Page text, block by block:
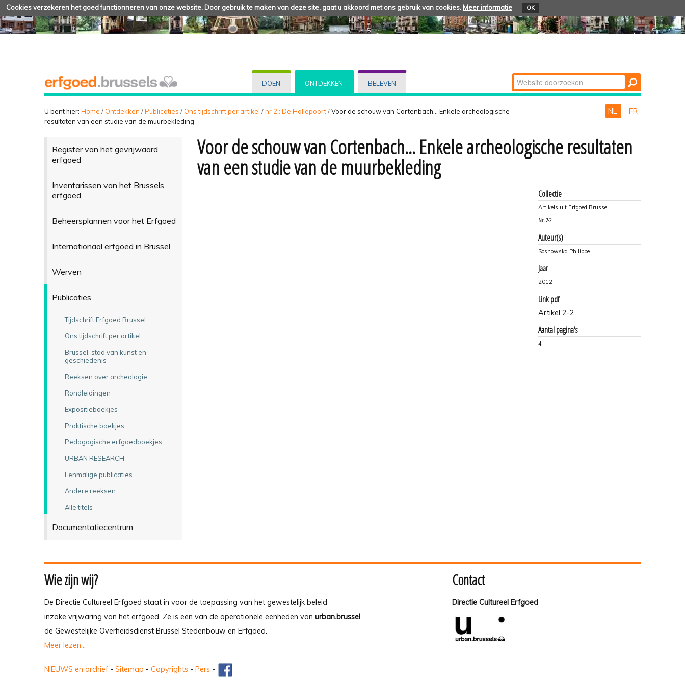
Cookies verzekeren het goed functionneren van onze website. Door gebruik te maken van deze site, gaat u akkoord met ons gebruik van cookies. Meer informatie OK
DOEN ONTDEKKEN BELEVEN Zoek
Geavanceerd
U bent hier: Home / Ontdekken /Publicaties / Ons tijdschrift per artikel /nr 2 : De Hallepoort/Voor de schouw van Cortenbach... Enkele archeologische
resultaten van een studie van de muurbekleding
NL FR
Register van het gevrijwaard
erfgoed
Inventarissen van het Brussels
erfgoed
Beheersplannen voor het Erfgoed
Internationaal erfgoed in Brussel
Werven
Publicaties
Tijdschrift Erfgoed Brussel
Ons tijdschrift per artikel
Brussel, stad van kunst en
geschiedenis
Reeksen over archeologie
Rondleidingen
Expositieboekjes
Praktische boekjes
Pedagogische erfgoedboekjes
URBAN RESEARCH
Eenmalige publicaties
Andere reeksen
Alle titels
Documentatiecentrum
Voor de schouw van Cortenbach... Enkele archeologische resultaten
van een studie van de muurbekleding
Collectie
Artikels uit Erfgoed Brussel
Nr. 2-2
Auteur(s)
Sosnowska Philippe
Jaar
2012
Link pdf
Artikel 2-2
Aantal pagina's
4
Wie zijn wij?
De Directie Cultureel Erfgoed staat in voor de toepassing van het gewestelijk beleid
inzake vrijwaring van het erfgoed. Ze is een van de operationele eenheden van urban.brussel,
de Gewestelijke Overheidsdienst Brussel Stedenbouw en Erfgoed.
Meer lezen...
Contact
Directie Cultureel Erfgoed
NIEUWS en archief - Sitemap - Copyrights - Pers -